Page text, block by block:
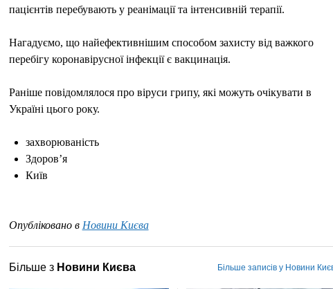
пацієнтів перебувають у реанімації та інтенсивній терапії.
Нагадуємо, що найефективнішим способом захисту від важкого
перебігу коронавірусної інфекції є вакцинація.
Раніше повідомлялося про віруси грипу, які можуть очікувати в
Україні цього року.
захворюваність
Здоров’я
Київ
Опубліковано в Новини Києва
Більше з Новини Києва Більше записів у Новини